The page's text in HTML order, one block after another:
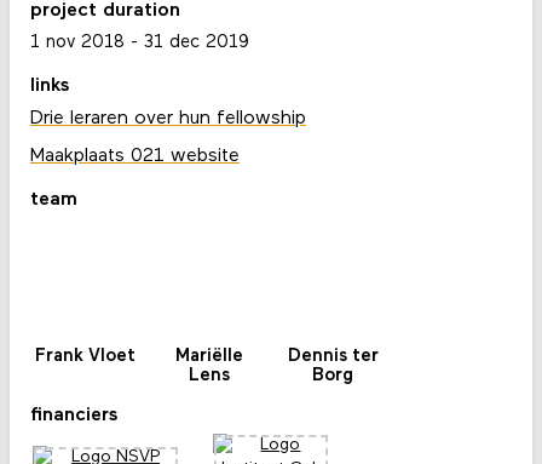
project duration
1 nov 2018 - 31 dec 2019
links
Drie leraren over hun fellowship
Maakplaats 021 website
team
Frank Vloet
Mariëlle
Lens
Dennis ter
Borg
financiers